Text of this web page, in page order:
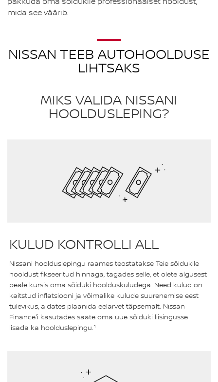
mida see väärib.
NISSAN TEEB AUTOHOOLDUSE
LIHTSAKS
MIKS VALIDA NISSANI
HOOLDUSLEPING?
KULUD KONTROLLI ALL
Nissani hoolduslepingu raames teostatakse Teie sõidukile
hooldust fikseeritud hinnaga, tagades selle, et olete algusest
peale kursis oma sõiduki hoolduskuludega. Need kulud on
kaitstud inflatsiooni ja võimalike kulude suurenemise eest
tulevikus, aidates plaanida eelarvet täpsemalt. Nissan
Finance'i kasutades saate oma uue sõiduki liisingusse
lisada ka hoolduslepingu.¹